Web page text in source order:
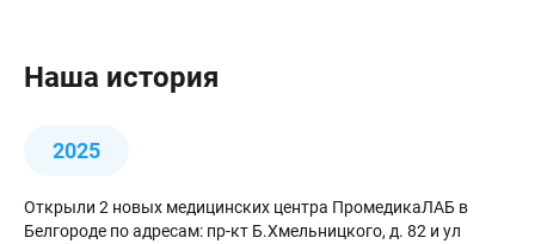
Наша история
2025
Открыли 2 новых медицинских центра ПромедикаЛАБ в
Белгороде по адресам: пр-кт Б.Хмельницкого, д. 82 и ул